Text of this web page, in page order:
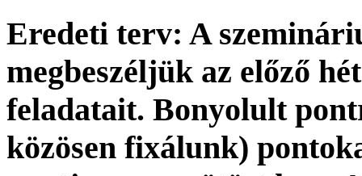
Eredeti terv: A
megbeszéljük az előző
feladatait. Bonyolult
közösen fixálunk)